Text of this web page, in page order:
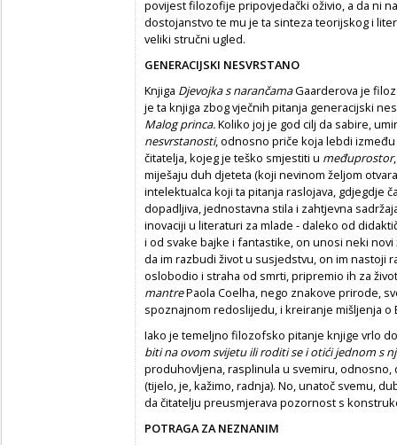
povijest filozofije pripovjedački oživio, a da ni
dostojanstvo te mu je ta sinteza teorijskog i
veliki stručni ugled.
GENERACIJSKI NESVRSTANO
Knjiga Djevojka s narančamaGaarderova je
je ta knjiga zbog vječnih pitanja generacijski
Malog princa.Koliko joj je god cilj da sabire,
nesvrstanosti, odnosno priče koja lebdi
čitatelja, kojeg je teško smjestiti u međuprostor
miješaju duh djeteta (koji nevinom željom
intelektualca koji ta pitanja raslojava, gdjegdje
dopadljiva, jednostavna stila i zahtjevna
inovaciji u literaturi za mlade - daleko od
i od svake bajke i fantastike, on unosi neki
da im razbudi život u susjedstvu, on im nastoji
oslobodio i straha od smrti, pripremio ih za
mantrePaola Coelha, nego znakove prirode,
spoznajnom redoslijedu, i kreiranje mišljenja o
Iako je temeljno filozofsko pitanje knjige vrlo
biti na ovom svijetu ili roditi se i otići jednom s
produhovljena, rasplinula u svemiru,
(tijelo, je, kažimo, radnja). No, unatoč svemu,
da čitatelju preusmjerava pozornost s
POTRAGA ZA NEZNANIM